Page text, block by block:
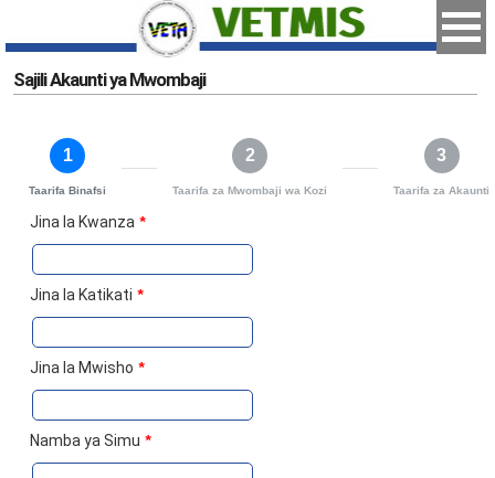
Sajili Akaunti ya Mwombaji
1
Taarifa Binafsi
2
Taarifa za Mwombaji wa Kozi
3
Taarifa za Akaunti
Jina la Kwanza *
Jina la Katikati *
Jina la Mwisho *
Namba ya Simu *